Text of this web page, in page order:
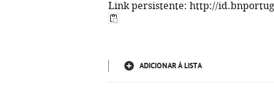
Link persistente: http://
ADICIONAR À LISTA